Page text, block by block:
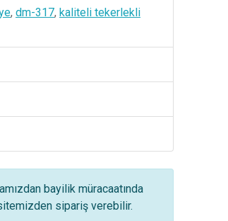
, dm-317, kaliteli tekerlekli
bayilik müracaatında
sipariş verebilir.